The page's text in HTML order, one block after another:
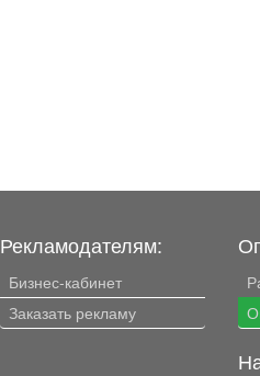
Рекламодателям:
Бизнес-кабинет
Заказать рекламу